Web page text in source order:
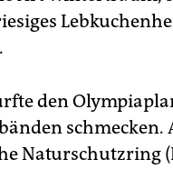
den
schmecken.
Naturschutzring